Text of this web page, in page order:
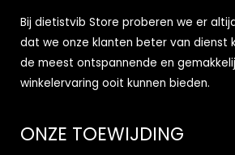
Bij dietistvib Store proberen we er
dat we onze klanten beter van dienst
de meest ontspannende en
winkelervaring ooit kunnen bieden.
ONZE TOEWIJDING